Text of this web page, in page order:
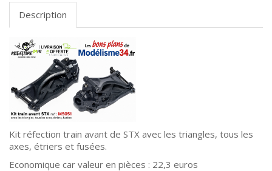
Description
Kit réfection train avant de STX avec les triangles, tous les
axes, étriers et fusées.
Economique car valeur en pièces : 22,3 euros